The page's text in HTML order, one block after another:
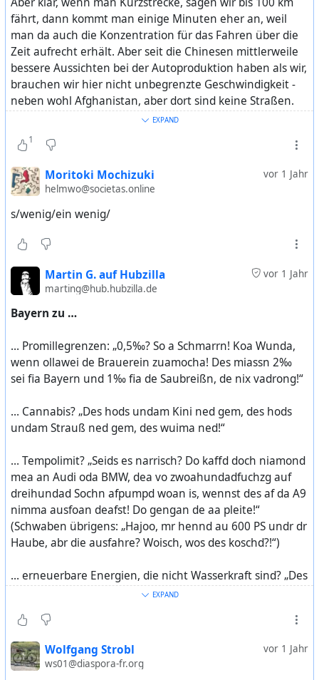
➡️
https://www.tagesschau.de/inland/innenpolitik/schnie
der-promillegrenze-strassenverkehr-100.html?
at_medium=mastodon&at_campaign=tagesschau.de
#Straßenverkehr #Alkohol #Cannabis#Verkehr
#Tempolimit#Schnieder
fährt, dann kommt man einige Minuten eher an, weil
man da auch die Konzentration für das Fahren über die
Zeit aufrecht erhält. Aber seit die Chinesen mittlerweile
bessere Aussichten bei der Autoproduktion haben als wir,
brauchen wir hier nicht unbegrenzte Geschwindigkeit -
neben wohl Afghanistan, aber dort sind keine Straßen.
Die jetzigen Richtgeschwindigkeiten könnten auch gut
Maximalgeschwindigkeiten sein - etwa auch so, dass für
bestimmte Straßenarten unterschiedliche Strafen bei
einer Überschreitung fällig werden... So vor der Schule 35
statt 30 sind schlimmer als 130, wenn 120
vorgeschrieben wäre. Aber da ist hier in der Diskussion
noch kein Weg rein. Aber wie lange wir Rennstrecken für
es wenig drauf an, was die nächsten Jahre in der
Industriepolitik abläuft.
EXPAND
1
vor 1 Jahr
Moritoki Mochizuki
helmwo@societas.online
s/wenig/ein wenig/
vor 1 Jahr
Martin G. auf Hubzilla
marting@hub.hubzilla.de
Bayern zu …
… Promillegrenzen: „0,5‰? So a Schmarrn! Koa Wunda,
wenn ollawei de Brauerein zuamocha! Des miassn 2‰
sei fia Bayern und 1‰ fia de Saubreißn, de nix vadrong!“
… Cannabis? „Des hods undam Kini ned gem, des hods
undam Strauß ned gem, des wuima ned!“
… Tempolimit? „Seids es narrisch? Do kaffd doch niamond
mea an Audi oda BMW, dea vo zwoahundadfuchzg auf
dreihundad Sochn afpumpd woan is, wennst des af da A9
nimma ausfoan deafst! Do gengan de aa pleite!“
(Schwaben übrigens: „Hajoo, mr hennd au 600 PS undr dr
Haube, abr die ausfahre? Woisch, wos des koschd?!“)
… erneuerbare Energien, die nicht Wasserkraft sind? „Des
hods undam Kini ned gem, des hods undam Strauß ned
EXPAND
vor 1 Jahr
Wolfgang Strobl
ws01@diaspora-fr.org